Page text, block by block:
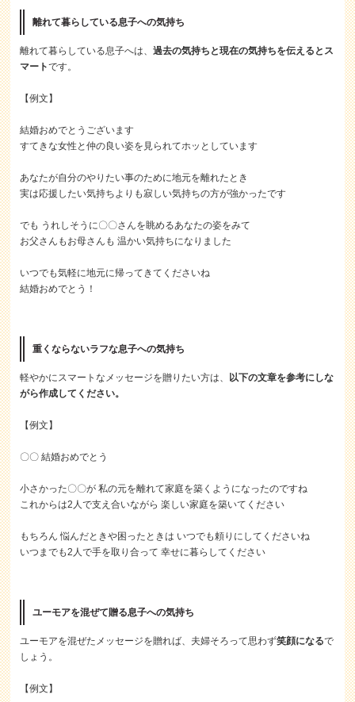
離れて暮らしている息子への気持ち
離れて暮らしている息子へは、過去の気持ちと現在の気持ちを伝えるとス
マートです。
【例文】
結婚おめでとうございます
すてきな女性と仲の良い姿を見られてホッとしています
あなたが自分のやりたい事のために地元を離れたとき
実は応援したい気持ちよりも寂しい気持ちの方が強かったです
でも うれしそうに〇〇さんを眺めるあなたの姿をみて
お父さんもお母さんも 温かい気持ちになりました
いつでも気軽に地元に帰ってきてくださいね
結婚おめでとう！
重くならないラフな息子への気持ち
軽やかにスマートなメッセージを贈りたい方は、 以下の文章を参考にしな
がら作成してください。
【例文】
〇〇 結婚おめでとう
小さかった〇〇が 私の元を離れて家庭を築くようになったのですね
これからは2人で支え合いながら 楽しい家庭を築いてください
もちろん 悩んだときや困ったときは いつでも頼りにしてくださいね
いつまでも2人で手を取り合って 幸せに暮らしてください
ユーモアを混ぜて贈る息子への気持ち
ユーモアを混ぜたメッセージを贈れば、夫婦そろって思わず笑顔になるで
しょう。
【例文】